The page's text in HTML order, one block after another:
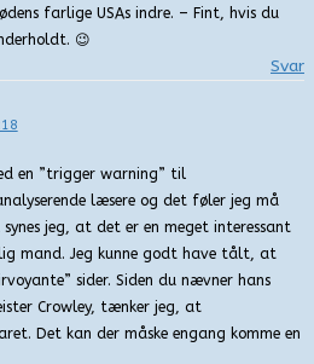
farlige USAs indre. – Fint, hvis du
😉
Svar
en ”trigger warning” til
læsere og det føler jeg må
jeg, at det er en meget interessant
mand. Jeg kunne godt have tålt, at
sider. Siden du nævner hans
Crowley, tænker jeg, at
Det kan der måske engang komme en